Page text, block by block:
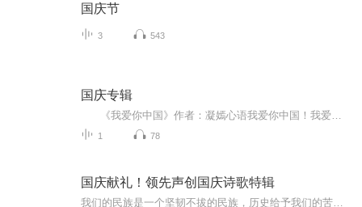
国庆节
3 543
国庆专辑
1 78
国庆献礼！领先声创国庆诗歌特辑